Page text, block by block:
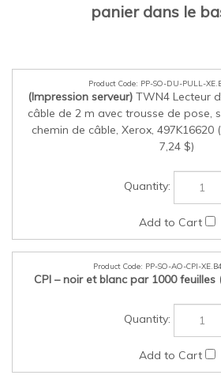
panier dans le
PP-SO-DU-PULL-
(Impression serveur) TWN4 Lecteur
câble de 2 m avec trousse de pose,
chemin de câble, Xerox, 497K16620
7,24 $)
CPI – noir et blanc par 1000